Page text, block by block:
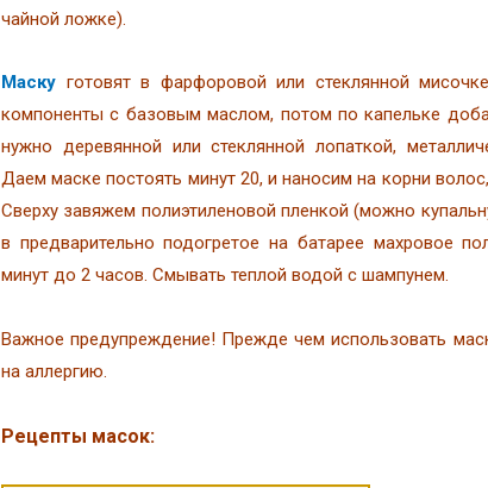
чайной ложке).
Маску готовят в фарфоровой или стеклянной
компоненты с базовым маслом, потом по капельке
нужно деревянной или стеклянной лопаткой,
Даем маске постоять минут 20, и наносим на корни
Сверху завяжем полиэтиленовой пленкой (можно
в предварительно подогретое на батарее махровое
минут до 2 часов. Смывать теплой водой с шампунем.
Важное предупреждение! Прежде чем использовать
на аллергию.
Рецепты масок: